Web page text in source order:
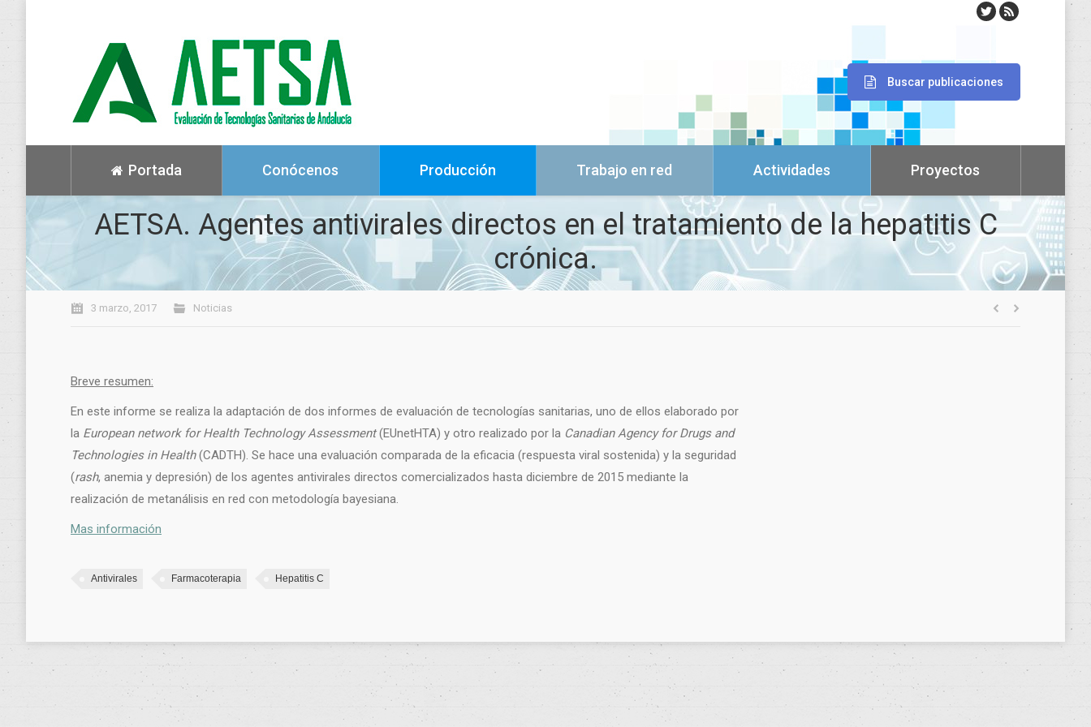
Buscar publicaciones
Portada Conócenos Producción Trabajo en red Actividades Proyectos
AETSA. Agentes antivirales directos en el tratamiento de la hepatitis C
crónica.
3 marzo, 2017 Noticias
Breve resumen:
En este informe se realiza la adaptación de dos informes de evaluación de tecnologías sanitarias, uno de ellos elaborado por
la European network for Health Technology Assessment(EUnetHTA) y otro realizado por la Canadian Agency for Drugs and
Technologies in Health(CADTH). Se hace una evaluación comparada de la eficacia (respuesta viral sostenida) y la seguridad
(rash, anemia y depresión) de los agentes antivirales directos comercializados hasta diciembre de 2015 mediante la
realización de metanálisis en red con metodología bayesiana.
Mas información
Antivirales Farmacoterapia Hepatitis C